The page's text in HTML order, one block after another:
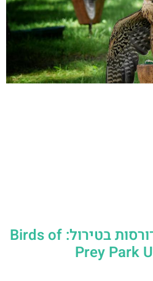
פארק הציפורים הדורסות בטירול: Birds of
Prey Park